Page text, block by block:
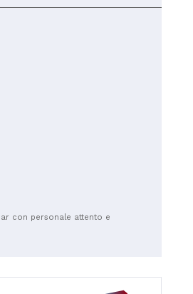
But otherwise, highly
con personale attento e